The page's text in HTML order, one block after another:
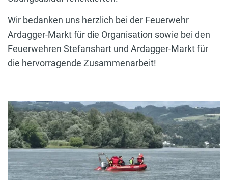
Wir bedanken uns herzlich bei der Feuerwehr
Ardagger-Markt für die Organisation sowie bei den
Feuerwehren Stefanshart und Ardagger-Markt für
die hervorragende Zusammenarbeit!